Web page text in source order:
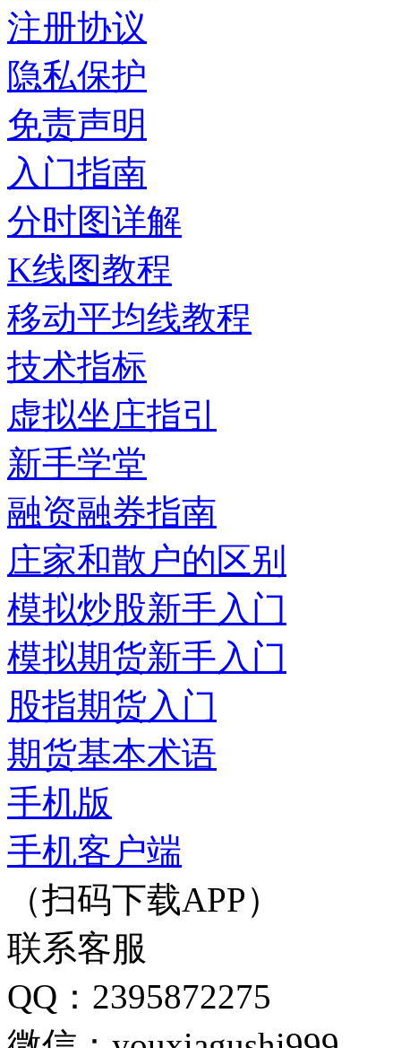
注册协议
隐私保护
免责声明
入门指南
分时图详解
K线图教程
移动平均线教程
技术指标
虚拟坐庄指引
新手学堂
融资融券指南
庄家和散户的区别
模拟炒股新手入门
模拟期货新手入门
股指期货入门
期货基本术语
手机版
手机客户端
（扫码下载APP）
联系客服
QQ：2395872275